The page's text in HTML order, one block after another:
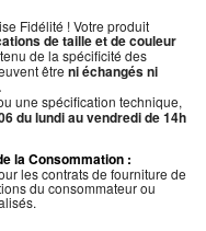
Fidélité ! Votre produit
de taille et de couleur
de la spécificité des
être ni échangés ni
une spécification technique,
du lundi au vendredi de 14h
la Consommation :
les contrats de fourniture de
du consommateur ou